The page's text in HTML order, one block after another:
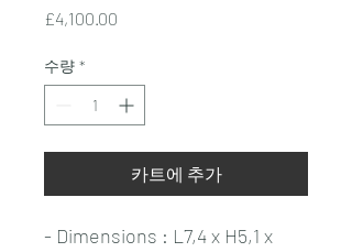
£4,100.00
수량 *
카트에 추가
- Dimensions : L7,4 x H5,1 x